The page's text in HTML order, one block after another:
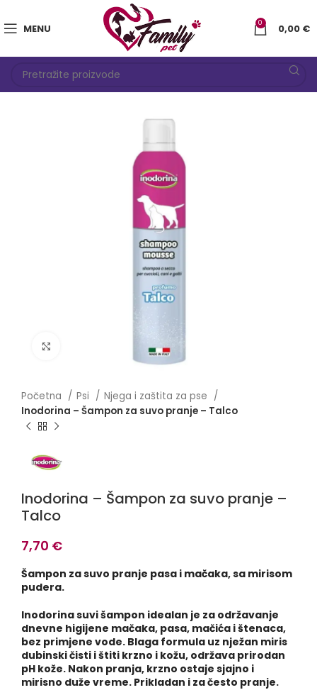
MENU 0 0,00 €
Početna Psi
Njega i zaštita za pse
Inodorina – Šampon za suvo pranje – Talco
Inodorina – Šampon za suvo pranje –
Talco
7,70 €
Šampon za suvo pranje pasa i mačaka, sa mirisom
pudera.
Inodorina suvi šampon idealan je za održavanje
dnevne higijene mačaka, pasa, mačića i štenaca,
bez primjene vode. Blaga formula uz nježan miris
dubinski čisti i štiti krzno i kožu, održava prirodan
pH kože. Nakon pranja, krzno ostaje sjajno i
mirisno duže vreme. Prikladan i za često pranje.